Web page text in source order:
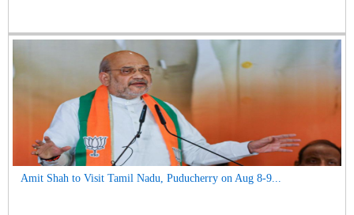
Amit Shah to Visit Tamil Nadu, Puducherry on Aug 8-9...